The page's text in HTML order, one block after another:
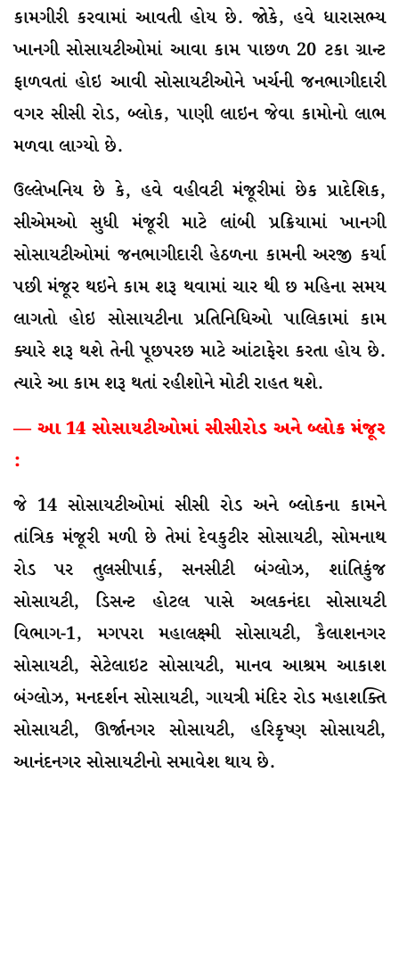
કામગીરી કરવામાં આવતી હોય છે. જોકે, હવે ધારાસભ્ય
ખાનગી સોસાયટીઓમાં આવા કામ પાછળ 20 ટકા ગ્રાન્ટ
ફાળવતાં હોઇ આવી સોસાયટીઓને ખર્ચની જનભાગીદારી
વગર સીસી રોડ, બ્લોક, પાણી લાઇન જેવા કામોનો લાભ
મળવા લાગ્યો છે.
ઉલ્લેખનિય છે કે, હવે વહીવટી મંજૂરીમાં છેક પ્રાદેશિક,
સીએમઓ સુધી મંજૂરી માટે લાંબી પ્રક્રિયામાં ખાનગી
સોસાયટીઓમાં જનભાગીદારી હેઠળના કામની અરજી કર્યા
પછી મંજૂર થઇને કામ શરૂ થવામાં ચાર થી છ મહિના સમય
લાગતો હોઇ સોસાયટીના પ્રતિનિધિઓ પાલિકામાં કામ
ક્યારે શરૂ થશે તેની પૂછપરછ માટે આંટાફેરા કરતા હોય છે.
ત્યારે આ કામ શરૂ થતાં રહીશોને મોટી રાહત થશે.
— આ 14 સોસાયટીઓમાં સીસીરોડ અને બ્લોક મંજૂર
:
જે 14 સોસાયટીઓમાં સીસી રોડ અને બ્લોકના કામને
તાંત્રિક મંજૂરી મળી છે તેમાં દેવકુટીર સોસાયટી, સોમનાથ
રોડ પર તુલસીપાર્ક, સનસીટી બંગ્લોઝ, શાંતિકુંજ
સોસાયટી, ડિસન્ટ હોટલ પાસે અલકનંદા સોસાયટી
વિભાગ-1, મગપરા મહાલક્ષ્મી સોસાયટી, કૈલાશનગર
સોસાયટી, સેટેલાઇટ સોસાયટી, માનવ આશ્રમ આકાશ
બંગ્લોઝ, મનદર્શન સોસાયટી, ગાયત્રી મંદિર રોડ મહાશક્તિ
સોસાયટી, ઊર્જાનગર સોસાયટી, હરિકૃષ્ણ સોસાયટી,
આનંદનગર સોસાયટીનો સમાવેશ થાય છે.